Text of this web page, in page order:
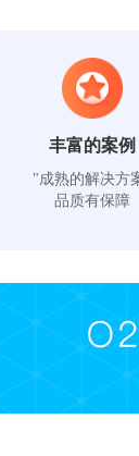
丰富的案例
"成熟的解决方
品质有保障